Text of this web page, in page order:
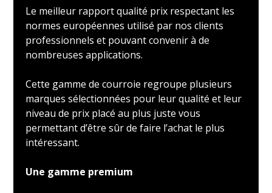
Le meilleur rapport qualité prix respectant les
normes européennes utilisé par nos clients
professionnels et pouvant convenir à de
nombreuses applications.
Cette gamme de courroie regroupe plusieurs
marques sélectionnées pour leur qualité et leur
niveau de prix placé au plus juste vous
permettant d’être sûr de faire l’achat le plus
intéressant.
Une gamme premium